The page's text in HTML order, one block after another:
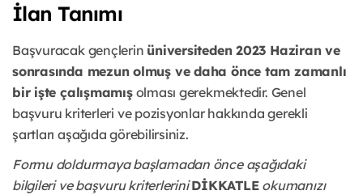
İlan Tanımı
Başvuracak gençlerin üniversiteden 2023 Haziran ve
sonrasında mezun olmuş ve daha önce tam zamanlı
bir işte çalışmamışolması gerekmektedir. Genel
başvuru kriterleri ve pozisyonlar hakkında gerekli
şartları aşağıda görebilirsiniz.
Formu doldurmaya başlamadan önce aşağıdaki
bilgileri ve başvuru kriterleriniDİKKATLE okumanızı